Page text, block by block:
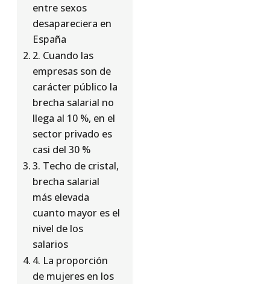
entre sexos
desapareciera en
España
2. Cuando las
empresas son de
carácter público la
brecha salarial no
llega al 10 %, en el
sector privado es
casi del 30 %
3. Techo de cristal,
brecha salarial
más elevada
cuanto mayor es el
nivel de los
salarios
4. La proporción
de mujeres en los